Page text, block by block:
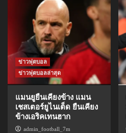
ข่าวฟุตบอล
ข่าวฟุตบอลล่าสุด
แมนยูยืนเคียงข้าง แมน
เชสเตอร์ยูไนเต็ด ยืนเคียง
ข้างเอริคเทนฮาก
admin_football_7m